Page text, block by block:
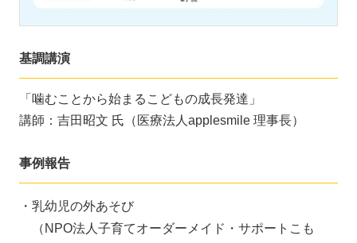
基調講演
「噛むことから始まるこどもの成長発達」
講師：吉田昭文 氏（医療法人applesmile 理事長）
事例報告
乳幼児の外あそび
（NPO法人子育てオーダーメイド・サポートこも